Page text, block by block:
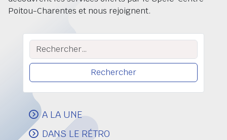
Poitou-Charentes et nous rejoignent.
Rechercher :
A LA UNE
DANS LE RÉTRO